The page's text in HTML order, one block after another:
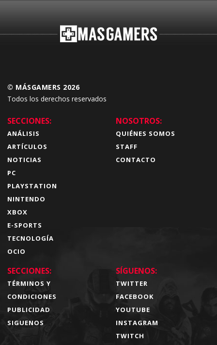
© MÁSGAMERS 2026
Todos los derechos reservados
SECCIONES:
ANÁLISIS
ARTÍCULOS
NOTICIAS
PC
PLAYSTATION
NINTENDO
XBOX
E-SPORTS
TECNOLOGÍA
OCIO
NOSOTROS:
QUIÉNES SOMOS
STAFF
CONTACTO
SECCIONES:
TÉRMINOS Y
CONDICIONES
PUBLICIDAD
SIGUENOS
SÍGUENOS:
TWITTER
FACEBOOK
YOUTUBE
INSTAGRAM
TWITCH